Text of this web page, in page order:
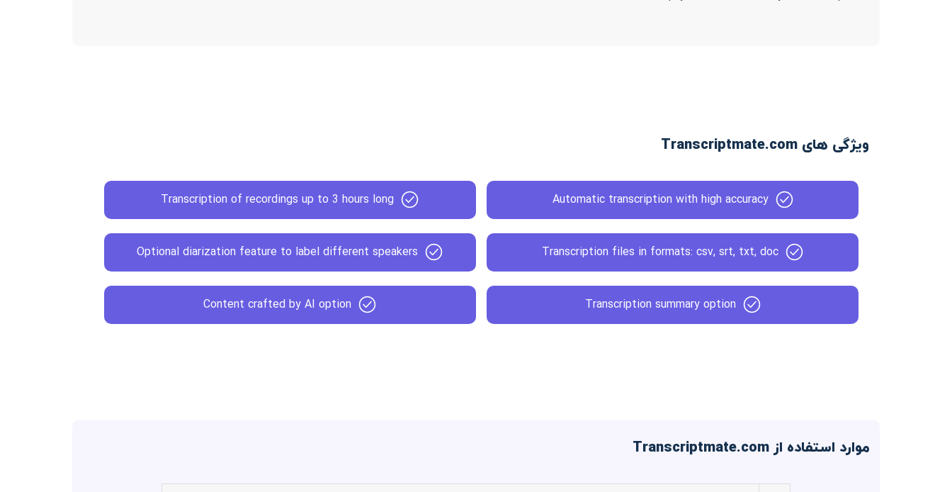
ویژگی های Transcriptmate.com
Automatic transcription with high accuracy
Transcription of recordings up to 3 hours long
Transcription files in formats: csv, srt, txt, doc
Optional diarization feature to label different speakers
Transcription summary option
Content crafted by AI option
موارد استفاده از Transcriptmate.com